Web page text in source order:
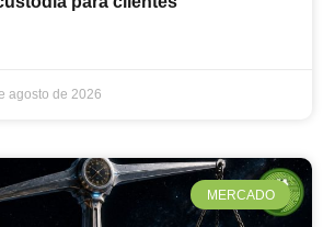
agosto de 2026
MERCADO